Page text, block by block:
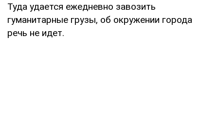
Туда удается ежедневно завозить
гуманитарные грузы, об окружении города
речь не идет.